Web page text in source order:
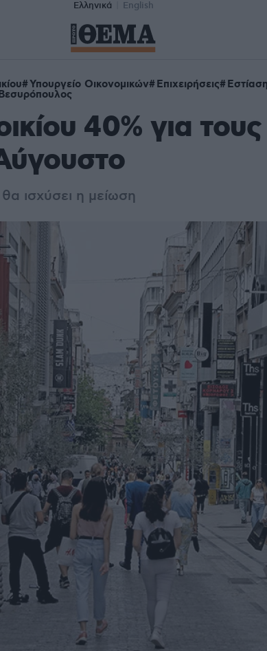
Ελληνικά English
Υπουργείο Οικονομικών Επιχειρήσεις
40% για
θα ισχύσει η μείωση